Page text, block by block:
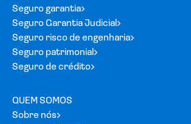
Seguro garantia
Seguro Garantia Judicial
Seguro risco de engenharia
Seguro patrimonial
Seguro de crédito
QUEM SOMOS
Sobre nós